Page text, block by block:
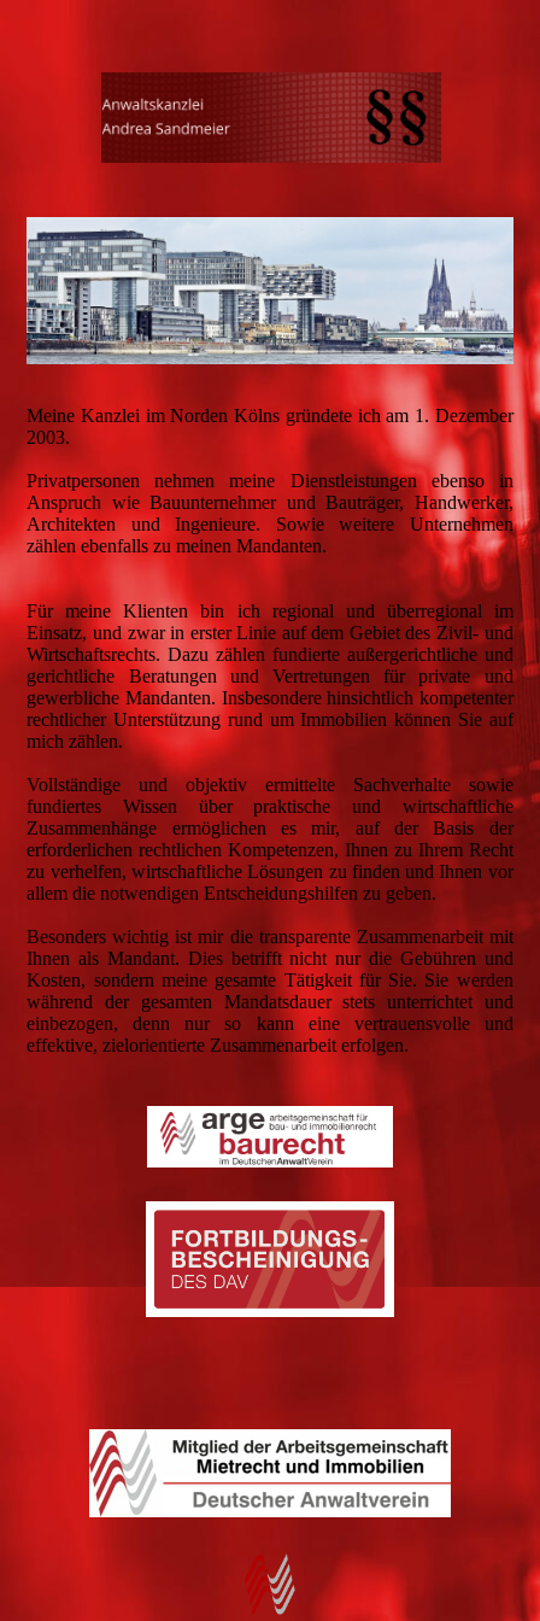
Meine Kanzlei im Norden Kölns gründete ich am 1. Dezember
2003.
Privatpersonen nehmen meine Dienstleistungen ebenso in
Anspruch wie Bauunternehmer und Bauträger, Handwerker,
Architekten und Ingenieure. Sowie weitere Unternehmen
zählen ebenfalls zu meinen Mandanten.
Für meine Klienten bin ich regional und überregional im
Einsatz, und zwar in erster Linie auf dem Gebiet des Zivil- und
Wirtschaftsrechts. Dazu zählen fundierte außergerichtliche und
gerichtliche Beratungen und Vertretungen für private und
gewerbliche Mandanten. Insbesondere hinsichtlich kompetenter
rechtlicher Unterstützung rund um Immobilien können Sie auf
mich zählen.
Vollständige und objektiv ermittelte Sachverhalte sowie
fundiertes Wissen über praktische und wirtschaftliche
Zusammenhänge ermöglichen es mir, auf der Basis der
erforderlichen rechtlichen Kompetenzen, Ihnen zu Ihrem Recht
zu verhelfen, wirtschaftliche Lösungen zu finden und Ihnen vor
allem die notwendigen Entscheidungshilfen zu geben.
Besonders wichtig ist mir die transparente Zusammenarbeit mit
Ihnen als Mandant. Dies betrifft nicht nur die Gebühren und
Kosten, sondern meine gesamte Tätigkeit für Sie. Sie werden
während der gesamten Mandatsdauer stets unterrichtet und
einbezogen, denn nur so kann eine vertrauensvolle und
effektive, zielorientierte Zusammenarbeit erfolgen.